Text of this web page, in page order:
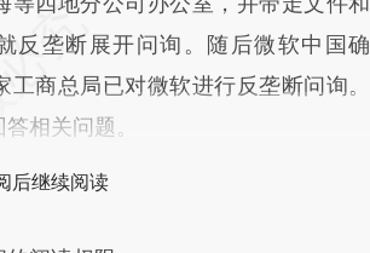
反垄断展开问询。随后微软中国确
工商总局已对微软进行反垄断问询。
相关问题。
后继续阅读